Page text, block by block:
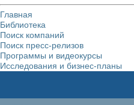
Главная
Библиотека
Поиск компаний
Поиск пресс-релизов
Программы и видеокурсы
Исследования и бизнес-планы